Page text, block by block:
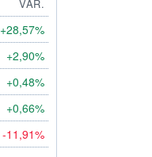
VAR.
+28,57%
+2,90%
+0,48%
+0,66%
-11,91%